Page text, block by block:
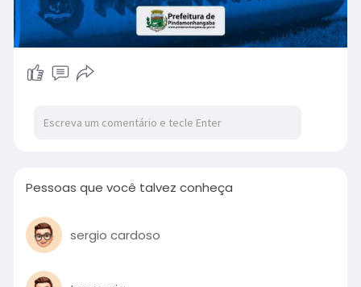
Pessoas que você talvez conheça
sergio cardoso